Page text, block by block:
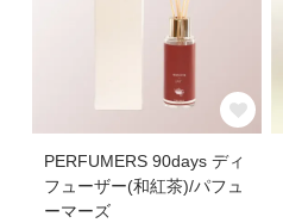
PERFUMERS 90days ディ
フューザー(和紅茶)/パフュ
ーマーズ